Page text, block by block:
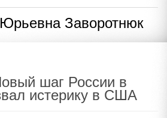
Заворотнюк
шаг России в
истерику в США